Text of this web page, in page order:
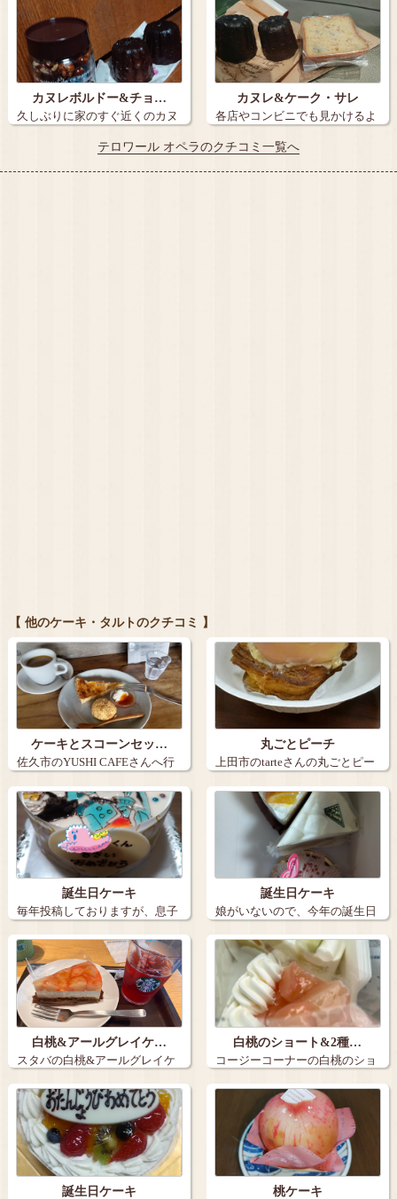
カヌレボルドー&チョ…
久しぶりに家のすぐ近くのカヌ
カヌレ&ケーク・サレ
各店やコンビニでも見かけるよ
うになった私…
テロワール オペラのクチコミ一覧へ
【 他のケーキ・タルトのクチコミ 】
ケーキとスコーンセッ…
佐久市のYUSHI CAFEさんへ行
きま…
丸ごとピーチ
上田市のtarteさんの丸ごとピー
チ。９…
誕生日ケーキ
毎年投稿しておりますが、息子
の誕生日ケー…
誕生日ケーキ
娘がいないので、今年の誕生日
ケーキは３個…
白桃&アールグレイケ…
スタバの白桃&アールグレイケ
ーキとアイス…
白桃のショート&2種…
コージーコーナーの白桃のショ
ートと2種の…
誕生日ケーキ 桃ケーキ